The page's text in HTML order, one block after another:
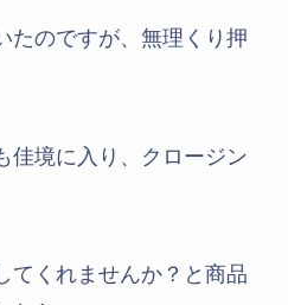
たのですが、無理くり押
佳境に入り、クロージン
てくれませんか？と商品